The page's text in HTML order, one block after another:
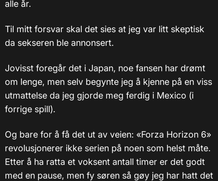
alle år.
Til mitt forsvar skal det sies at jeg var litt skeptisk
da sekseren ble annonsert.
Jovisst foregår det i Japan, noe fansen har drømt
om lenge, men selv begynte jeg å kjenne på en viss
utmattelse da jeg gjorde meg ferdig i Mexico (i
forrige spill).
Og bare for å få det ut av veien: «Forza Horizon 6»
revolusjonerer ikke serien på noen som helst måte.
Etter å ha ratta et voksent antall timer er det godt
med en pause, men fy søren så gøy jeg har hatt det